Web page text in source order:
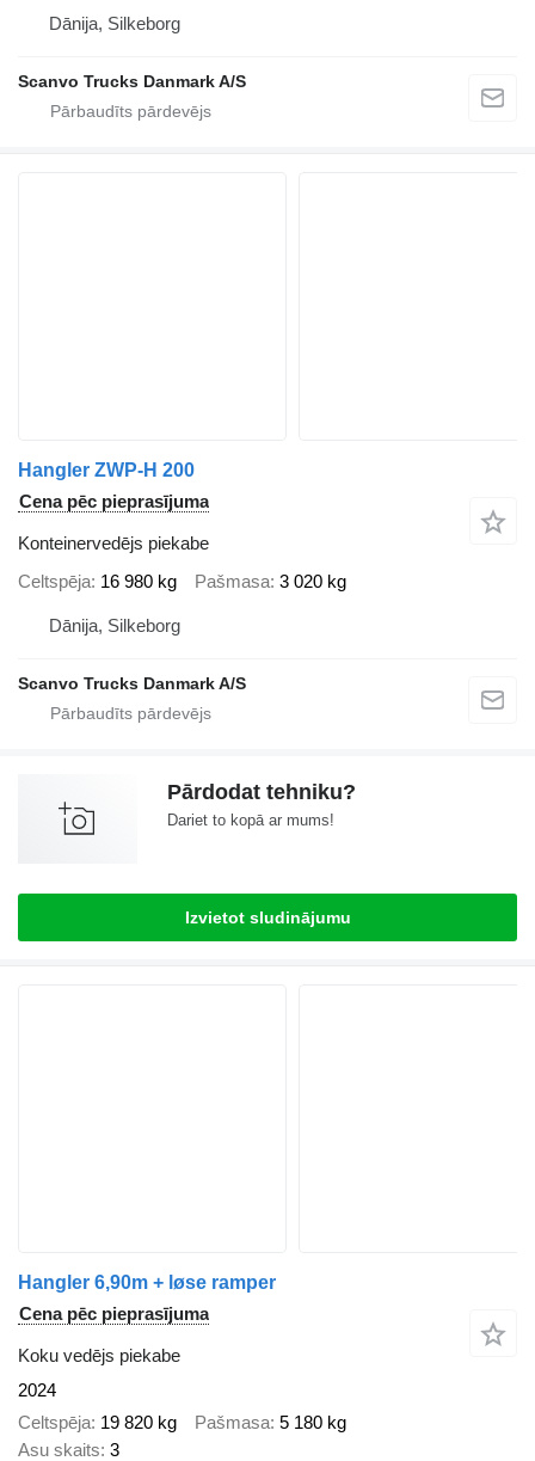
Dānija, Silkeborg
Scanvo Trucks Danmark A/S
Hangler ZWP-H 200
Cena pēc pieprasījuma
Konteinervedējs piekabe
Celtspēja 16 980 kg Pašmasa 3 020 kg
Dānija, Silkeborg
Scanvo Trucks Danmark A/S
Pārdodat tehniku?
Dariet to kopā ar mums!
Izvietot sludinājumu
Hangler 6,90m + løse ramper
Cena pēc pieprasījuma
Koku vedējs piekabe
2024
Celtspēja 19 820 kg Pašmasa 5 180 kg
Asu skaits 3